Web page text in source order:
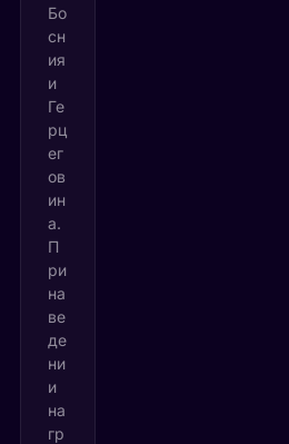
Бо
сн
ия
и
Ге
рц
ег
ов
ин
а.
П
ри
на
ве
де
ни
и
на
гр